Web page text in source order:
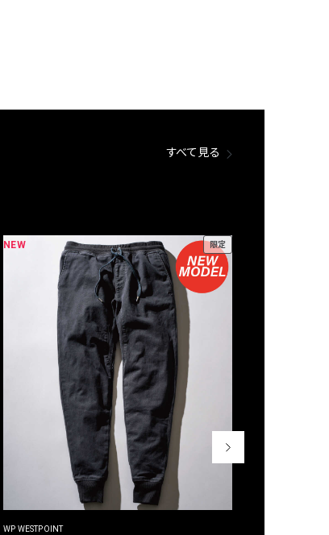
すべて見る
NEW 限定
WP WESTPOINT